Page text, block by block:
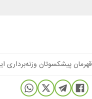
قهرمان پیشکسوتان وزنه‌برداری